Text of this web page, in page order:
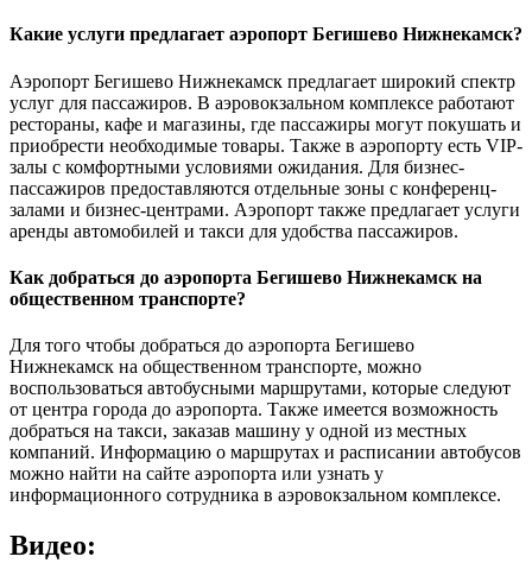
Какие услуги предлагает аэропорт Бегишево Нижнекамск?
Аэропорт Бегишево Нижнекамск предлагает широкий спектр
услуг для пассажиров. В аэровокзальном комплексе работают
рестораны, кафе и магазины, где пассажиры могут покушать и
приобрести необходимые товары. Также в аэропорту есть VIP-
залы с комфортными условиями ожидания. Для бизнес-
пассажиров предоставляются отдельные зоны с конференц-
залами и бизнес-центрами. Аэропорт также предлагает услуги
аренды автомобилей и такси для удобства пассажиров.
Как добраться до аэропорта Бегишево Нижнекамск на
общественном транспорте?
Для того чтобы добраться до аэропорта Бегишево
Нижнекамск на общественном транспорте, можно
воспользоваться автобусными маршрутами, которые следуют
от центра города до аэропорта. Также имеется возможность
добраться на такси, заказав машину у одной из местных
компаний. Информацию о маршрутах и расписании автобусов
можно найти на сайте аэропорта или узнать у
информационного сотрудника в аэровокзальном комплексе.
Видео: